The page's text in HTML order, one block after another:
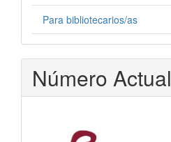
Para bibliotecarios/as
Número Actual